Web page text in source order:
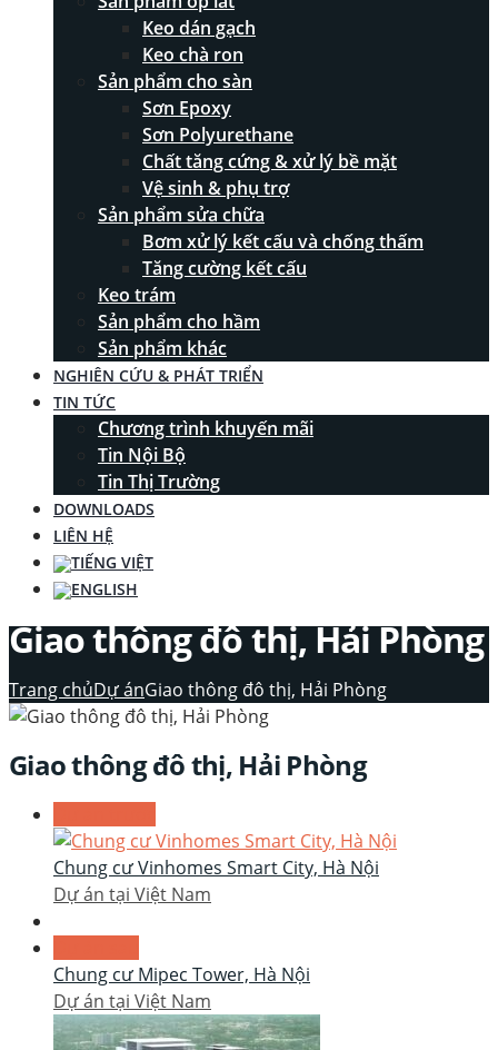
Keo dán gạch
Keo chà ron
Sản phẩm cho sàn
Sơn Epoxy
Sơn Polyurethane
Chất tăng cứng & xử lý bề mặt
Vệ sinh & phụ trợ
Sản phẩm sửa chữa
Bơm xử lý kết cấu và chống thấm
Tăng cường kết cấu
Keo trám
Sản phẩm cho hầm
Sản phẩm khác
NGHIÊN CỨU & PHÁT TRIỂN
TIN TỨC
Chương trình khuyến mãi
Tin Nội Bộ
Tin Thị Trường
DOWNLOADS
LIÊN HỆ
Giao thông đô thị, Hải Phòng
Trang chủDự ánGiao thông đô thị, Hải Phòng
Giao thông đô thị, Hải Phòng
Chung cư Vinhomes Smart City, Hà Nội
Dự án tại Việt Nam
Chung cư Mipec Tower, Hà Nội
Dự án tại Việt Nam